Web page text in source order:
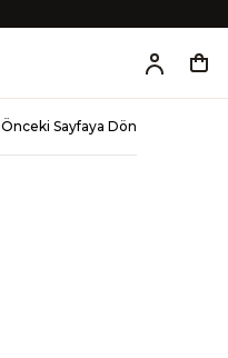
Önceki Sayfaya Dön